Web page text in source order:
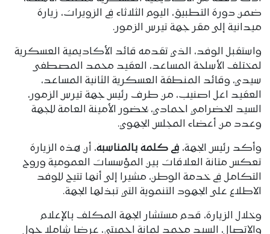
ضمن دورة التطبيق، اليوم الثلاثاء في الزويرات، زيارة
ميدانية إلى مقر جهة تيرس الزمور.
واستقبل الوفد، الذي تقدمه قائد الأكاديمية العسكرية
لمختلف الأسلحة المساعد، العقيد محمد المصطفى
سيدي، وقائد المنطقة العسكرية الثانية المساعد،
العقيد اعل اصنيب، من طرف رئيس جهة تيرس الزمور،
السيد الحضرامي احمادي، بحضور الأمينة العامة للجهة
وعدد من أعضاء المجلس الجهوي.
وأكد رئيس الجهة، في كلمة بالمناسبة، أن هذه الزيارة
تعكس متانة العلاقات بين المؤسسات العمومية وروح
التكامل في خدمة الوطن، مشيرا إلى أنها تتيح للوفد
الاطلاع على الجهود التنموية التي تبذلها الجهة.
وخلال الزيارة، قدم مستشار الجهة المكلف بالإعلام
والاتصال، السيد محمد لمانة احميتي، عرضا شاملا حول